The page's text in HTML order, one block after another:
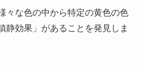
々な色の中から特定の黄色の色
静効果」があることを発見しま